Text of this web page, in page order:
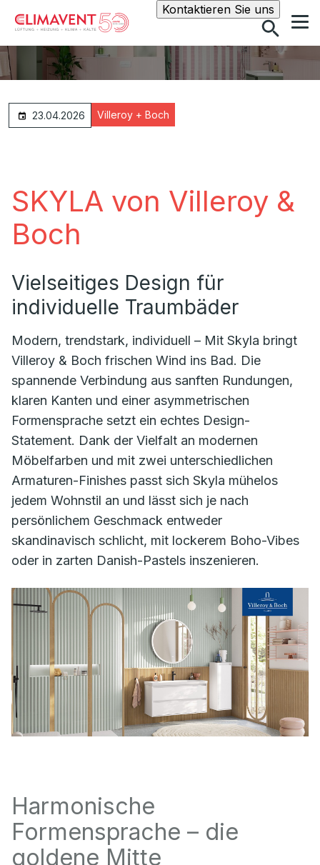
Kontaktieren Sie unsSuche
23.04.2026 Villeroy + Boch
SKYLA von Villeroy &
Boch
Vielseitiges Design für
individuelle Traumbäder
Modern, trendstark, individuell – Mit Skyla bringt
Villeroy & Boch frischen Wind ins Bad. Die
spannende Verbindung aus sanften Rundungen,
klaren Kanten und einer asymmetrischen
Formensprache setzt ein echtes Design-
Statement. Dank der Vielfalt an modernen
Möbelfarben und mit zwei unterschiedlichen
Armaturen-Finishes passt sich Skyla mühelos
jedem Wohnstil an und lässt sich je nach
persönlichem Geschmack entweder
skandinavisch schlicht, mit lockerem Boho-Vibes
oder in zarten Danish-Pastels inszenieren.
Harmonische
Formensprache – die
goldene Mitte